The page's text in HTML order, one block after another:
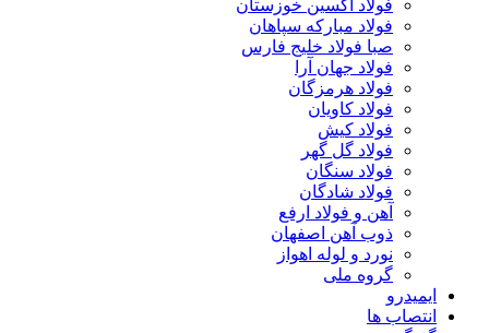
فولاد اکسین خوزستان
فولاد مبارکه سپاهان
صبا فولاد خلیج فارس
فولاد جهان آرا
فولاد هرمزگان
فولاد کاویان
فولاد کیش
فولاد گل گهر
فولاد سنگان
فولاد شادگان
آهن و فولاد ارفع
ذوب آهن اصفهان
نورد و لوله اهواز
گروه ملی
ایمیدرو
انتصاب ها